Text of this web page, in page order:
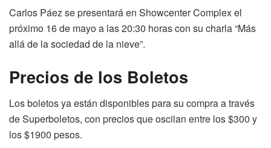
Carlos Páez se presentará en Showcenter Complex el
próximo 16 de mayo a las 20:30 horas con su charla “Más
allá de la sociedad de la nieve”.
Precios de los Boletos
Los boletos ya están disponibles para su compra a través
de Superboletos, con precios que oscilan entre los $300 y
los $1900 pesos.